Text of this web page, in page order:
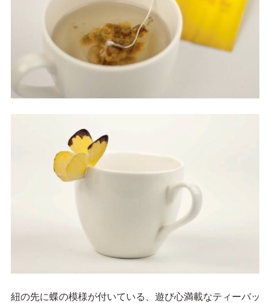
紐の先に蝶の模様が付いている、遊び心満載なティーバッ